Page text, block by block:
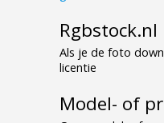
Als je de foto
licentie
Model- of